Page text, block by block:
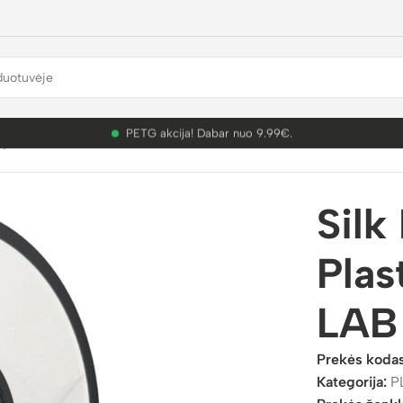
PETG akcija! Dabar nuo 9.99€.
PLA Silk/ Silk PLA Silver 3D Plastikas
Silk
Prekės
Kategorija: